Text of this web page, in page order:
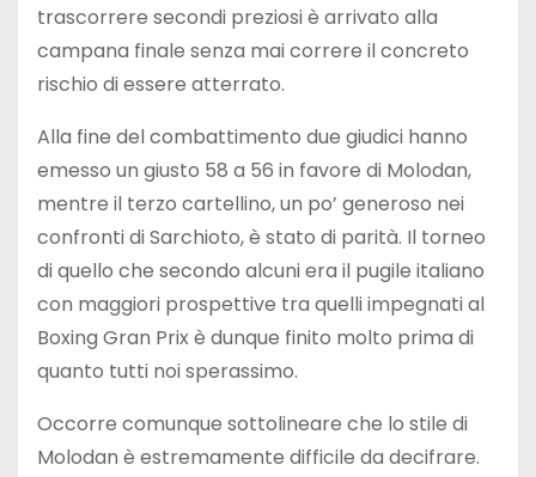
trascorrere secondi preziosi è arrivato alla
campana finale senza mai correre il concreto
rischio di essere atterrato.
Alla fine del combattimento due giudici hanno
emesso un giusto 58 a 56 in favore di Molodan,
mentre il terzo cartellino, un po’ generoso nei
confronti di Sarchioto, è stato di parità. Il torneo
di quello che secondo alcuni era il pugile italiano
con maggiori prospettive tra quelli impegnati al
Boxing Gran Prix è dunque finito molto prima di
quanto tutti noi sperassimo.
Occorre comunque sottolineare che lo stile di
Molodan è estremamente difficile da decifrare.